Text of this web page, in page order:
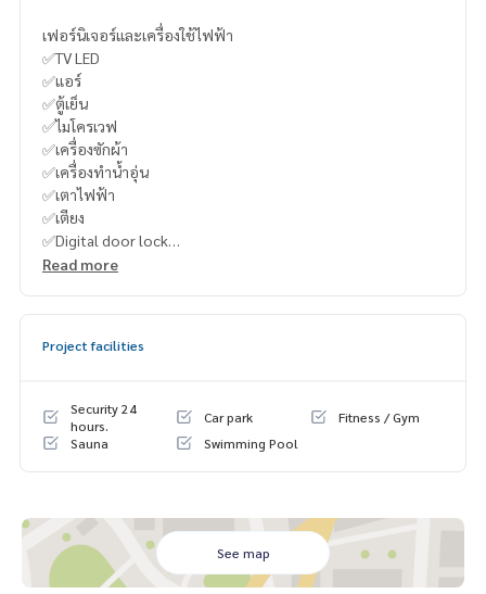
เฟอร์นิเจอร์และเครื่องใช้ไฟฟ้า
✅TV LED
✅แอร์
✅ตู้เย็น
✅ไมโครเวฟ
✅เครื่องซักผ้า
✅เครื่องทำน้ำอุ่น
✅เตาไฟฟ้า
✅เตียง
✅Digital door lock
----------------------------------------
What App+6693-943-4388
Read more
Project facilities
Security 24
hours.
Car park
Fitness / Gym
Sauna
Swimming Pool
See map